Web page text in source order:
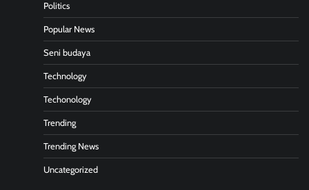
Politics
Popular News
Seni budaya
Technology
Techonology
Trending
Trending News
Uncategorized